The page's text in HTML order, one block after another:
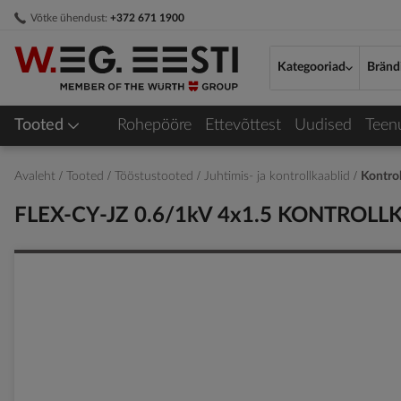
Võtke ühendust: +372 671 1900
Skip
Content
Kategooriad
Tooted Rohepööre Ettevõttest Uudised
Avaleht Tooted Tööstustooted Juhtimis- ja kontrollkaablid
FLEX-CY-JZ 0.6/1kV 4x1.5